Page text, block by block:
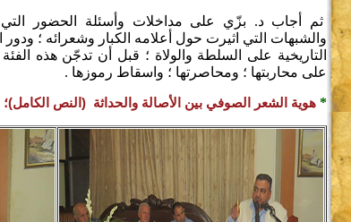
ثم أجاب د. بزّي على مداخلات وأسئلة الحضور
والشبهات التي اثيرت حول أعلامه الكبار وشعرائه ؛
التاريخية على السلطة والولاة ؛ قبل أن تدجّن هذه
على محاربتها ؛ ومحاصرتها ؛ واسقاط رموزها .
* هوية الشعر الصوفي بين الأصالة والحداثة (النص